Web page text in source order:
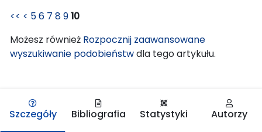
<< < 56 7 8910
Możesz również Rozpocznij zaawansowane
wyszukiwanie podobieństwdla tego artykułu.
Szczegóły Bibliografia Statystyki Autorzy